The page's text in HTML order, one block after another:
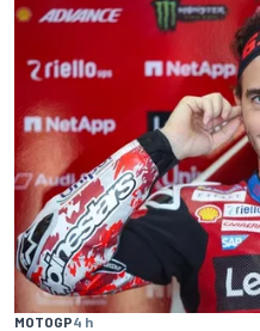
MOTOGP4 h